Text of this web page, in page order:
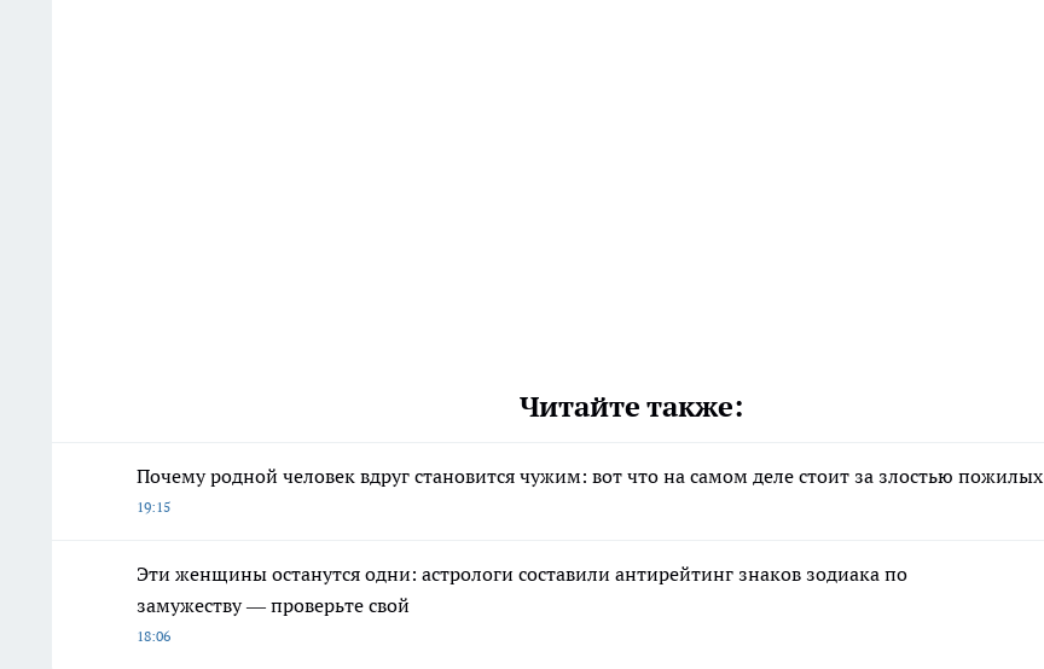
Читайте также:
Почему родной человек вдруг становится чужим: вот что на самом деле стоит за злостью пожилых
19:15
Эти женщины останутся одни: астрологи составили антирейтинг знаков зодиака по
замужеству — проверьте свой
18:06